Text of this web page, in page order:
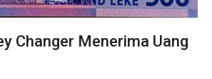
Changer Menerima Uang